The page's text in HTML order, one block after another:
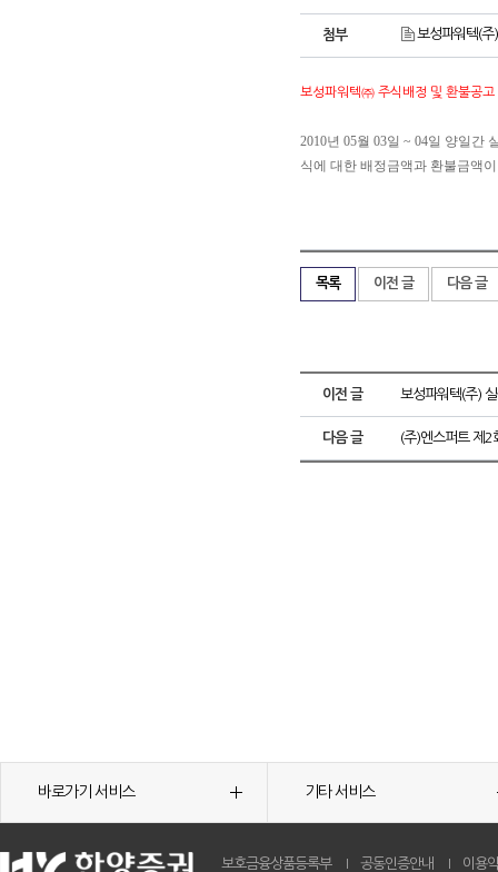
첨부 보성파워텍(
보성파워텍㈜ 주식배정 및 환불공고
2010년 05월 03일 ~ 04일 양일간
식에 대한 배정금액과 환불금액
목록 이전 글 다음 글
이전 글 보성파워텍(주)
다음 글 (주)엔스퍼트 제2
바로가기 서비스 기타 서비스
보호금융상품등록부 공동인증안내 이용